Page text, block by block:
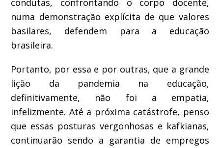
condutas, confrontando o corpo docente,
numa demonstração explícita de que valores
basilares, defendem para a educação
brasileira.
Portanto, por essa e por outras, que a grande
lição da pandemia na educação,
definitivamente, não foi a empatia,
infelizmente. Até a próxima catástrofe, penso
que essas posturas vergonhosas e kafkianas,
continuarão sendo a garantia de empregos